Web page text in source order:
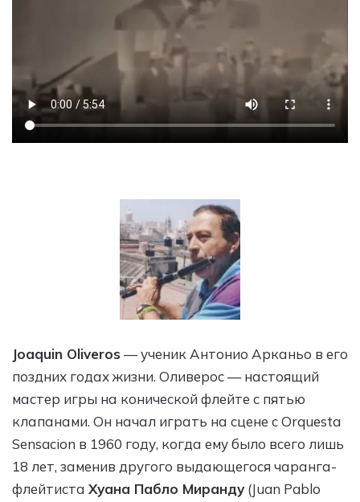
Joaquin Oliveros — ученик Антонио Арканьо в его
поздних годах жизни. Оливерос — настоящий
мастер игры на конической флейте с пятью
клапанами. Он начал играть на сцене с Orquesta
Sensacion в 1960 году, когда ему было всего лишь
18 лет, заменив другого выдающегося чаранга-
флейтиста Хуана Пабло Миранду(Juan Pablo